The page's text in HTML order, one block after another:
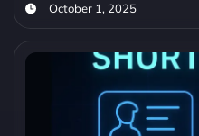
October 1, 2025